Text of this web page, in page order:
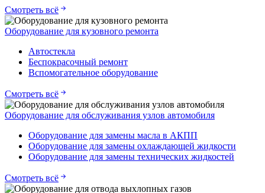
Смотреть всё
Оборудование для кузовного ремонта
Автостекла
Беспокрасочный ремонт
Вспомогательное оборудование
Смотреть всё
Оборудование для обслуживания узлов автомобиля
Оборудование для замены масла в АКПП
Оборудование для замены охлаждающей жидкости
Оборудование для замены технических жидкостей
Смотреть всё